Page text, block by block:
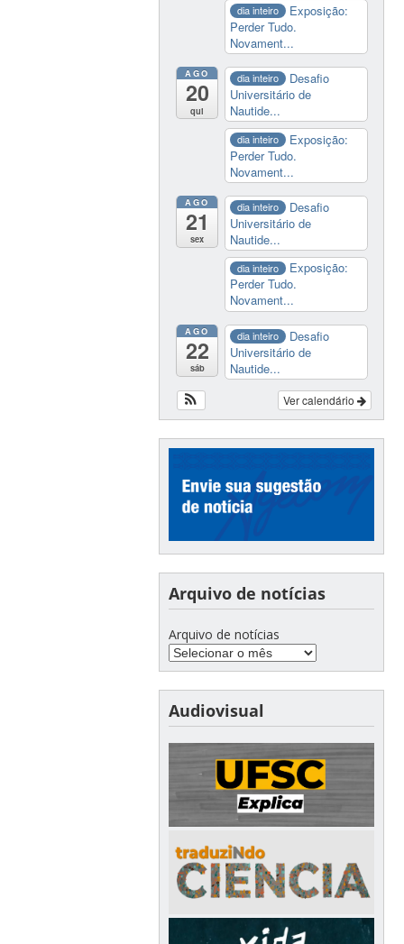
dia inteiro
Exposição:
Perder Tudo.
Novament...
AGO
20
qui
dia inteiro
Desafio
Universitário de
Nautide...
dia inteiro
Exposição:
Perder Tudo.
Novament...
AGO
21
sex
dia inteiro
Desafio
Universitário de
Nautide...
dia inteiro
Exposição:
Perder Tudo.
Novament...
AGO
22
sáb
dia inteiro
Desafio
Universitário de
Nautide...
Ver calendário
Arquivo de notícias
Arquivo de notícias
Audiovisual